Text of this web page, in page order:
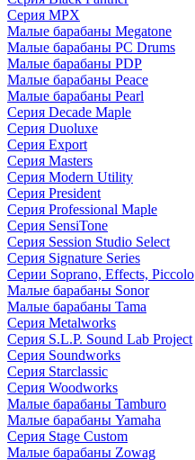
Серия MPX
Малые барабаны Megatone
Малые барабаны PC Drums
Малые барабаны PDP
Малые барабаны Peace
Малые барабаны Pearl
Серия Decade Maple
Серия Duoluxe
Серия Export
Серия Masters
Серия Modern Utility
Серия President
Серия Professional Maple
Серия SensiTone
Серия Session Studio Select
Серия Signature Series
Серии Soprano, Effects, Piccolo
Малые барабаны Sonor
Малые барабаны Tama
Серия Metalworks
Серия S.L.P. Sound Lab Project
Серия Soundworks
Серия Starclassic
Серия Woodworks
Малые барабаны Tamburo
Малые барабаны Yamaha
Серия Stage Custom
Малые барабаны Zowag